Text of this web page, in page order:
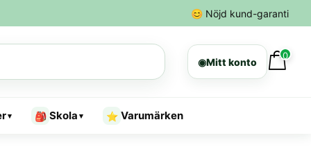
😊 Nöjd kund-garanti
◉Mitt konto
0
▾ 🎒 Skola ▾ ⭐ Varumärken